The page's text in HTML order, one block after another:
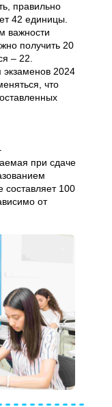
правильно
42 единицы.
важности
получить 20
– 22.
экзаменов 2024
что
при сдаче
составляет 100
от